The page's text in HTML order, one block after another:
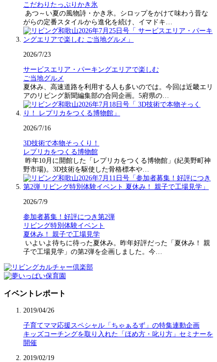
こだわりたっぷりかき氷
あつ～い夏の風物詩・かき氷。シロップをかけて味わう昔な
がらの定番スタイルから進化を続け、イマドキ…
2026/7/23
サービスエリア・パーキングエリアで楽しむ
ご当地グルメ
夏休み、高速道路を利用する人も多いのでは。今回は近畿エリ
アのリビング新聞編集部の合同企画。5府県の…
2026/7/16
3D技術で本物そっくり！
レプリカをつくる博物館
昨年10月に開館した「レプリカをつくる博物館」(紀美野町神
野市場)。3D技術を駆使した骨格標本や…
2026/7/9
参加者募集！好評につき第2弾
リビング特別体験イベント
夏休み！ 親子で工場見学
いよいよ待ちに待った夏休み。昨年好評だった「夏休み！ 親
子で工場見学」の第2弾を企画しました。今…
イベントレポート
2019/04/26
子育てママ応援スペシャル「ちゃぁるず」の特集連動企画
キッズコーチングを取り入れた「ほめ方・叱り方」セミナーを
開催
2019/02/19